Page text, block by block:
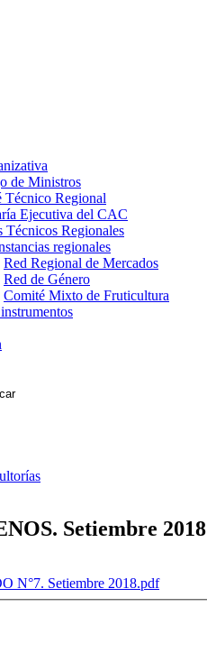
de Ministros
Técnico Regional
Ejecutiva del CAC
Técnicos Regionales
regionales
Red Regional de Mercados
Red de Género
Comité Mixto de Fruticultura
Setiembre 2018
N°7. Setiembre 2018.pdf